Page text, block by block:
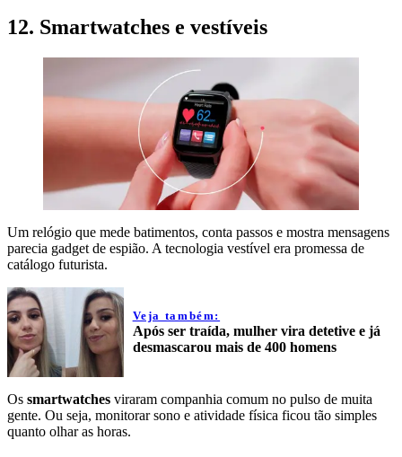
12. Smartwatches e vestíveis
Um relógio que mede batimentos, conta passos e mostra mensagens
parecia gadget de espião. A tecnologia vestível era promessa de
catálogo futurista.
Veja também:
Após ser traída, mulher vira detetive e já
desmascarou mais de 400 homens
Os smartwatches viraram companhia comum no pulso de muita
gente. Ou seja, monitorar sono e atividade física ficou tão simples
quanto olhar as horas.